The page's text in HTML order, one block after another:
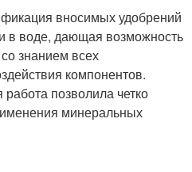
вносимых удобрений
в воде, дающая возможность
знанием всех
компонентов.
позволила четко
минеральных